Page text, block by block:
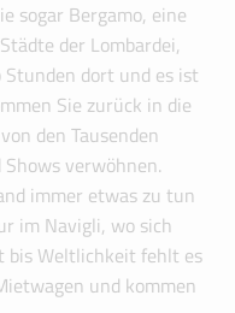
sogar Bergamo, eine
der Lombardei,
dort und es ist
Sie zurück in die
den Tausenden
verwöhnen.
immer etwas zu tun
im Navigli, wo sich
bis Weltlichkeit fehlt es
und kommen